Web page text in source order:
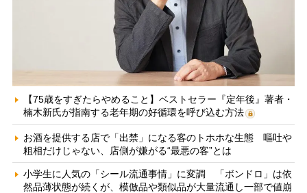
【75歳をすぎたらやめること】ベストセラー『定年後』著者・
楠木新氏が指南する老年期の好循環を呼び込む方法
お酒を提供する店で「出禁」になる客のトホホな生態 嘔吐や
粗相だけじゃない、店側が嫌がる“最悪の客”とは
小学生に人気の「シール流通事情」に変調 「ボンドロ」は依
然品薄状態が続くが、模倣品や類似品が大量流通し一部で値崩